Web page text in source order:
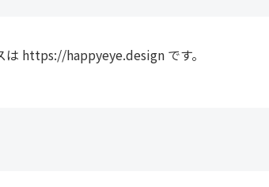
https://happyeye.design です。